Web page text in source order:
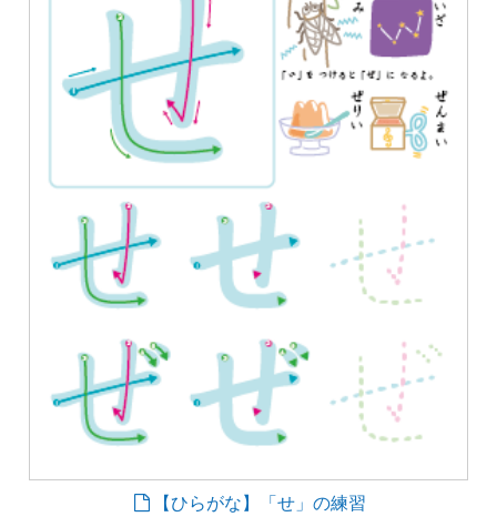
【ひらがな】「せ」の練習